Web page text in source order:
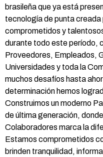
brasileña que ya está
tecnología de punta creada
comprometidos y
durante todo este período,
Proveedores, Empleados,
Universidades y toda la
muchos desafíos hasta
determinación hemos
Construimos un moderno
de última generación,
Colaboradores marca la
Estamos comprometidos
brinden tranquilidad,